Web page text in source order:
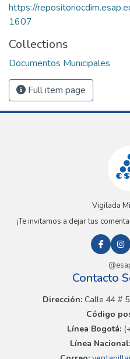
https://
1607
Collections
Documentos Municipales
Full item page
Vigilada
¡Te invitamos a dejar tus
Contacto
Dirección:Calle 44 #
Código
Línea Bogotá:
Línea Nacional: